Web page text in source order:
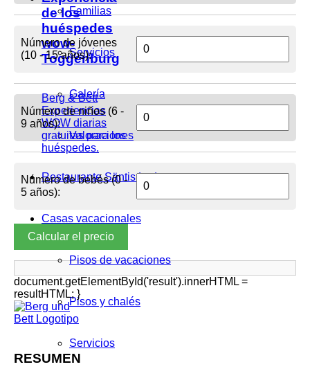
Familias
Servicios
Galería
Valoraciones
Restaurante Säntis Lodge
Casas vacacionales
Pisos de vacaciones
Pisos y chalés
Servicios
de los
huéspedes
wow-
Toggenburg
Berg & Bett
Experiencias
WOW diarias
gratuitas para los
huéspedes.
Número de jóvenes
(10 - 15 años):
Número de niños (6 -
9 años):
Número de bebés (0 -
5 años):
Calcular el precio
document.getElementById('result').innerHTML =
resultHTML; }
RESUMEN